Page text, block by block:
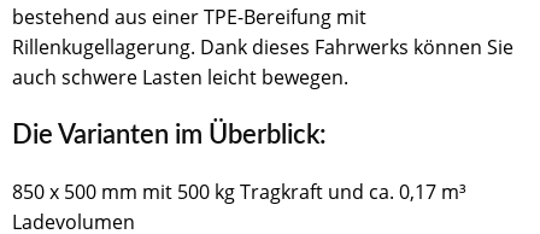
bestehend aus einer TPE-Bereifung mit
Rillenkugellagerung. Dank dieses Fahrwerks können Sie
auch schwere Lasten leicht bewegen.
Die Varianten im Überblick:
850 x 500 mm mit 500 kg Tragkraft und ca. 0,17 m³
Ladevolumen